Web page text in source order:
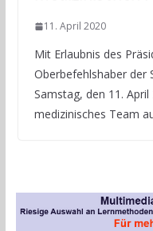
11. April 2020
Mit Erlaubnis des
Oberbefehlshaber der
Samstag, den 11.
medizinisches Team